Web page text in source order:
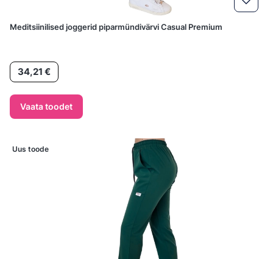
Meditsiinilised joggerid piparmündivärvi Casual Premium
Hind
34,21 €
Vaata toodet
Uus toode